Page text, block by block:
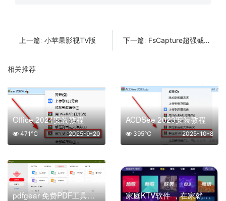
上一篇: 小苹果影视TV版 下一篇: FsCapture超强截图软件 支持滚动截图
相关推荐
Office 2024安装教程
2025-9-20
471℃
ACDSee 2023安装教程
2025-10-8
395℃
pdfgear 免费PDF工具集套装 家庭KTV软件 ，在家就可以和家人K歌